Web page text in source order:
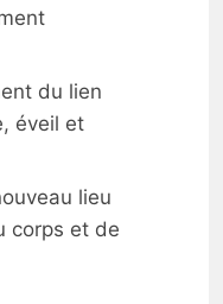
du lien
éveil et
lieu
corps et de